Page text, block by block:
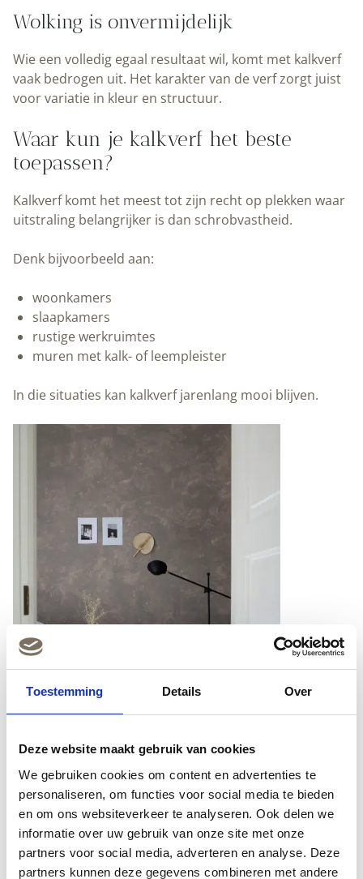
Toestemming Details Over
Deze website maakt gebruik van cookies
We gebruiken cookies om content en advertenties te
personaliseren, om functies voor social media te bieden
en om ons websiteverkeer te analyseren. Ook delen we
informatie over uw gebruik van onze site met onze
partners voor social media, adverteren en analyse. Deze
partners kunnen deze gegevens combineren met andere
Wolking is onvermijdelijk
Wie een volledig egaal resultaat wil, komt met kalkverf
vaak bedrogen uit. Het karakter van de verf zorgt juist
voor variatie in kleur en structuur.
Waar kun je kalkverf het beste
toepassen?
Kalkverf komt het meest tot zijn recht op plekken waar
uitstraling belangrijker is dan schrobvastheid.
Denk bijvoorbeeld aan:
woonkamers
slaapkamers
rustige werkruimtes
muren met kalk- of leempleister
In die situaties kan kalkverf jarenlang mooi blijven.
Bron: Homedeco